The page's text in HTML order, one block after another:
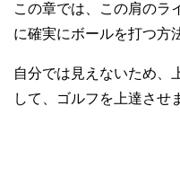
この章では、この肩のラ
に確実にボールを打つ方
自分では見えないため、
して、ゴルフを上達さ